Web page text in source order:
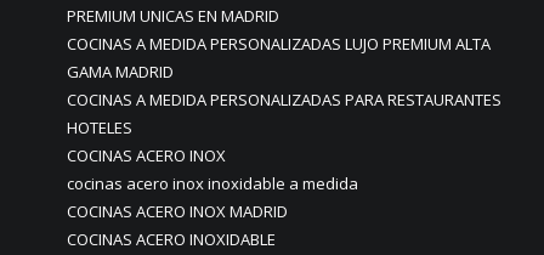
PREMIUM UNICAS EN MADRID
COCINAS A MEDIDA PERSONALIZADAS LUJO PREMIUM ALTA
GAMA MADRID
COCINAS A MEDIDA PERSONALIZADAS PARA RESTAURANTES
HOTELES
COCINAS ACERO INOX
cocinas acero inox inoxidable a medida
COCINAS ACERO INOX MADRID
COCINAS ACERO INOXIDABLE